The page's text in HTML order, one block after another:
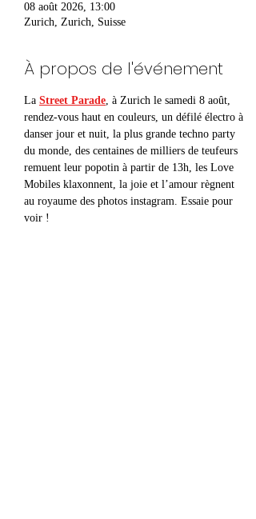
08 août 2026, 13:00
Zurich, Zurich, Suisse
À propos de l'événement
La Street Parade , à Zurich le samedi 8 août,
rendez-vous haut en couleurs, un défilé électro à
danser jour et nuit, la plus grande techno party
du monde, des centaines de milliers de teufeurs
remuent leur popotin à partir de 13h, les Love
Mobiles klaxonnent, la joie et l’amour règnent
au royaume des photos instagram. Essaie pour
voir !